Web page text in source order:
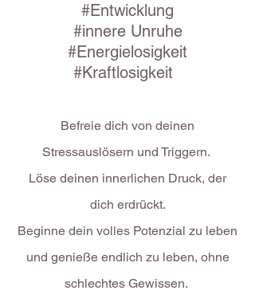
#Entwicklung
#innere Unruhe
#Energielosigkeit
#Kraftlosigkeit
Befreie dich von deinen
Stressauslösern und Triggern.
Löse deinen innerlichen Druck, der
dich erdrückt.
Beginne dein volles Potenzial zu leben
und genieße endlich zu leben, ohne
schlechtes Gewissen.